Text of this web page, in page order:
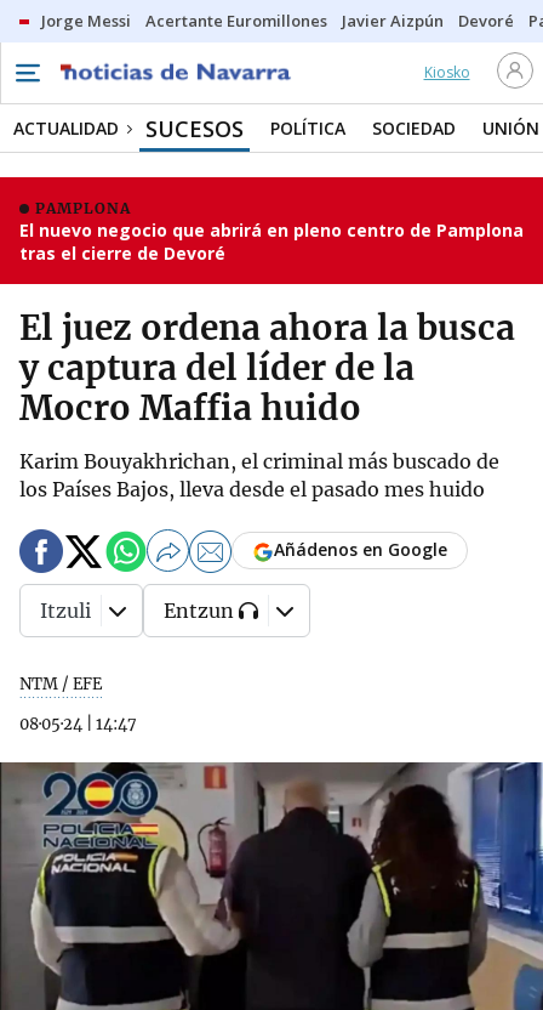
Jorge Messi Acertante Euromillones Javier Aizpún Devoré
Kiosko
ACTUALIDAD SUCESOS POLÍTICA SOCIEDAD UNIÓN
PAMPLONA
El nuevo negocio que abrirá en pleno centro de Pamplona
tras el cierre de Devoré
El juez ordena ahora la busca
y captura del líder de la
Mocro Maffia huido
Karim Bouyakhrichan, el criminal más buscado de
los Países Bajos, lleva desde el pasado mes huido
NTM / EFE
08·05·24
14:47
Añádenos en Google
Itzuli Entzun